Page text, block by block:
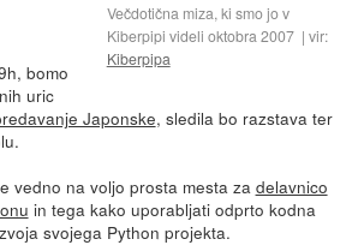
Večdotična miza, ki smo jo v
Kiberpipi videli oktobra 2007
vir:
Kiberpipa
bomo
uric
Japonske, sledila bo razstava ter
vedno na voljo prosta mesta za delavnico
in tega kako uporabljati odprto kodna
svojega Python projekta.